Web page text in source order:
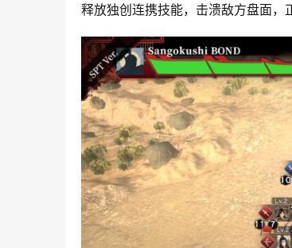
释放独创连携技能，击溃敌方盘面，